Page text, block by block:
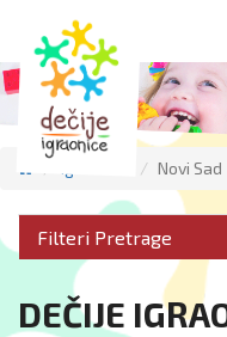
content
Novi Sad
Filteri Pretrage
DEČIJE